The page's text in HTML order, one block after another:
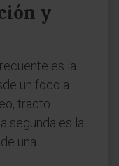
y
es la
un foco a
tracto
segunda es la
una